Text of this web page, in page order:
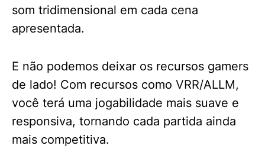
som tridimensional em cada cena
apresentada.
E não podemos deixar os recursos gamers
de lado! Com recursos como VRR/ALLM,
você terá uma jogabilidade mais suave e
responsiva, tornando cada partida ainda
mais competitiva.